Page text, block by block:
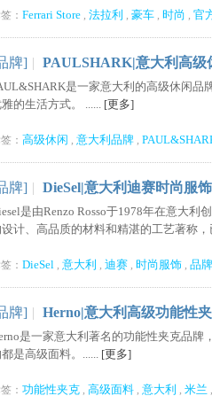
： Ferrari Store , 法拉利 , 豪车 , 时尚 , 官
牌] | PAULSHARK|意大利高级
是一家意大利的高级休闲
的生活方式。 ...... [更多]
： 高级休闲 , 意大利品牌 ,
牌] | DieSel|意大利迪赛时尚服
是由Renzo Rosso于1978年在意大利
设计、高品质的材料和精湛的工艺著称
： DieSel , 意大利 , 迪赛 , 时尚服饰 , 品
牌] | Herno|意大利高级功能性
是一家意大利著名的功能性夹克品
都是高级面料。...... [更多]
： 功能性夹克 , 高级面料 , 意大利 , 米兰